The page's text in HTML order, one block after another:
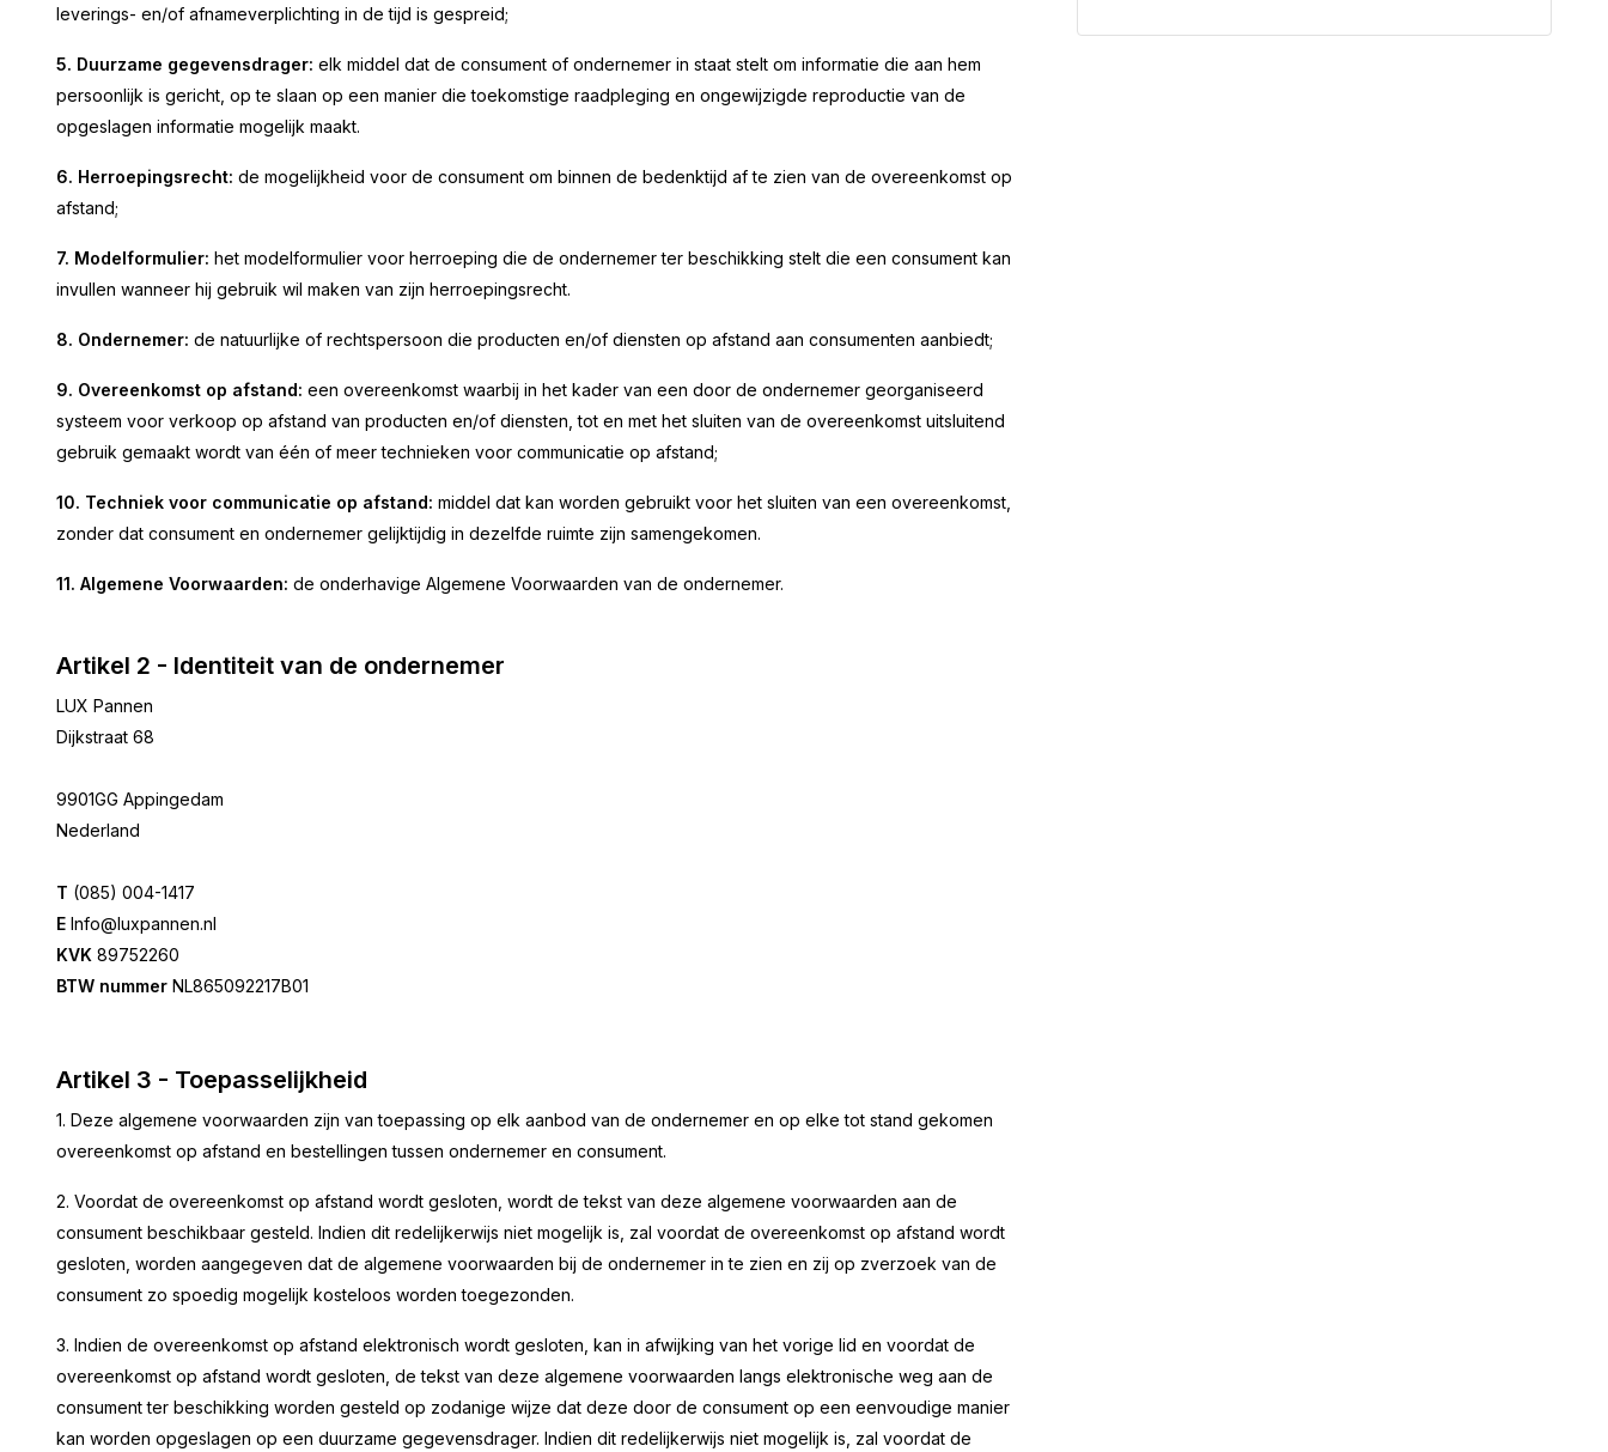
leverings- en/of afnameverplichting in de tijd is gespreid;
5. Duurzame gegevensdrager: elk middel dat de consument of ondernemer in staat stelt om informatie die aan hem
persoonlijk is gericht, op te slaan op een manier die toekomstige raadpleging en ongewijzigde reproductie van de
opgeslagen informatie mogelijk maakt.
6. Herroepingsrecht: de mogelijkheid voor de consument om binnen de bedenktijd af te zien van de overeenkomst op
afstand;
7. Modelformulier: het modelformulier voor herroeping die de ondernemer ter beschikking stelt die een consument kan
invullen wanneer hij gebruik wil maken van zijn herroepingsrecht.
8. Ondernemer: de natuurlijke of rechtspersoon die producten en/of diensten op afstand aan consumenten aanbiedt;
9. Overeenkomst op afstand: een overeenkomst waarbij in het kader van een door de ondernemer georganiseerd
systeem voor verkoop op afstand van producten en/of diensten, tot en met het sluiten van de overeenkomst uitsluitend
gebruik gemaakt wordt van één of meer technieken voor communicatie op afstand;
10. Techniek voor communicatie op afstand: middel dat kan worden gebruikt voor het sluiten van een overeenkomst,
zonder dat consument en ondernemer gelijktijdig in dezelfde ruimte zijn samengekomen.
11. Algemene Voorwaarden: de onderhavige Algemene Voorwaarden van de ondernemer.
Artikel 2 - Identiteit van de ondernemer
LUX Pannen
Dijkstraat 68
9901GG Appingedam
Nederland
T (085) 004-1417
E Info@luxpannen.nl
KVK 89752260
BTW nummer NL865092217B01
Artikel 3 - Toepasselijkheid
1. Deze algemene voorwaarden zijn van toepassing op elk aanbod van de ondernemer en op elke tot stand gekomen
overeenkomst op afstand en bestellingen tussen ondernemer en consument.
2. Voordat de overeenkomst op afstand wordt gesloten, wordt de tekst van deze algemene voorwaarden aan de
consument beschikbaar gesteld. Indien dit redelijkerwijs niet mogelijk is, zal voordat de overeenkomst op afstand wordt
gesloten, worden aangegeven dat de algemene voorwaarden bij de ondernemer in te zien en zij op zverzoek van de
consument zo spoedig mogelijk kosteloos worden toegezonden.
3. Indien de overeenkomst op afstand elektronisch wordt gesloten, kan in afwijking van het vorige lid en voordat de
overeenkomst op afstand wordt gesloten, de tekst van deze algemene voorwaarden langs elektronische weg aan de
consument ter beschikking worden gesteld op zodanige wijze dat deze door de consument op een eenvoudige manier
kan worden opgeslagen op een duurzame gegevensdrager. Indien dit redelijkerwijs niet mogelijk is, zal voordat de